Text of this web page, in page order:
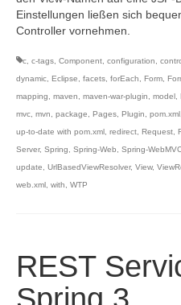
Einstellungen ließen sich
Controller vornehmen.
c c-tags Component configuration
dynamic Eclipse facets forEach Form
mapping
maven maven-war-plugin model
mvc mvn package Pages Plugin pom.xml
up-to-date with pom.xml redirect Request
Server, Spring Spring-Web Spring-
update
UrlBasedViewResolver, View,
web.xml with WTP
REST